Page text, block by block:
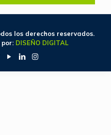
los derechos reservados.
DISEÑO DIGITAL